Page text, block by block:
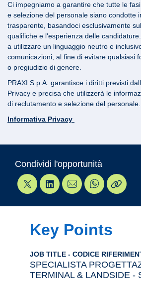
Ci impegniamo a garantire che tutte le
e selezione del personale siano condotte
trasparente, basandoci esclusivamente
qualifiche e l'esperienza delle
a utilizzare un linguaggio neutro e
comunicazioni, al fine di evitare qualsiasi
o pregiudizio di genere.
PRAXI S.p.A. garantisce i diritti previsti
Privacy e precisa che utilizzerà le
di reclutamento e selezione del personale.
Informativa Privacy
Condividi l'opportunità
Key Points
JOB TITLE - CODICE
SPECIALISTA
TERMINAL & LANDSIDE -